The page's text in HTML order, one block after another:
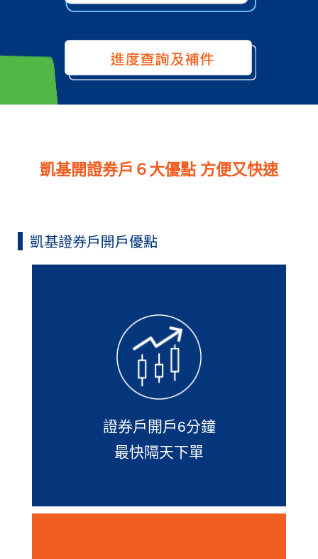
凱基開證券戶６大優點 方便又快速
凱基證券戶開戶優點
證券戶開戶6分鐘
最快隔天下單
證券開戶時間只需6分鐘，並且今日申
辦，最快隔天下單。此外，即使上次開
證券戶開到一半未完成的朋友，只要30
天內回來，還可從上次中斷處繼續填寫